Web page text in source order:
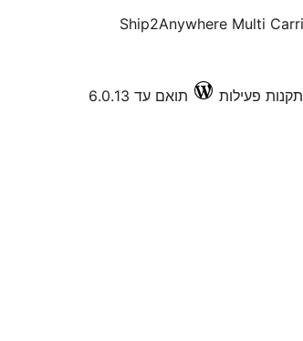
Ship2Anywhere Multi
תואם עד 6.0.13